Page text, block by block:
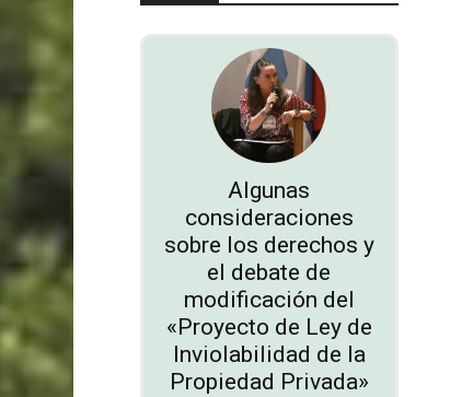
Algunas
consideraciones
sobre los derechos y
el debate de
modificación del
«Proyecto de Ley de
Inviolabilidad de la
Propiedad Privada»